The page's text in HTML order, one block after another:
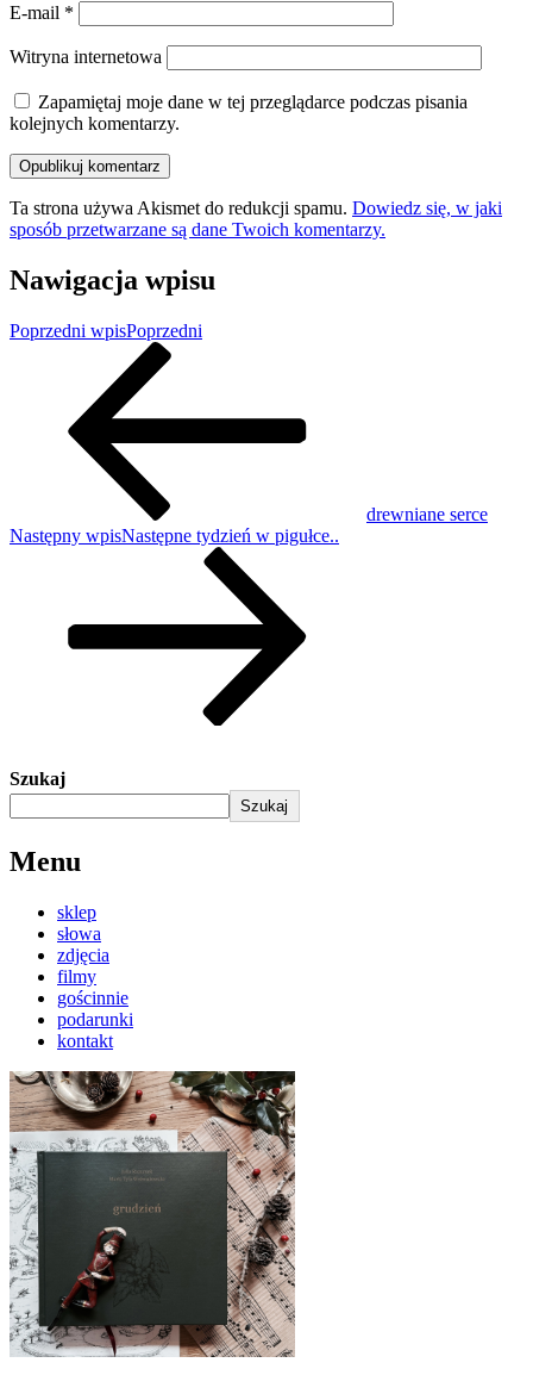
E-mail *
Witryna internetowa
Zapamiętaj moje dane w tej przeglądarce podczas pisania
kolejnych komentarzy.
Ta strona używa Akismet do redukcji spamu. Dowiedz się, w jaki
sposób przetwarzane są dane Twoich komentarzy.
Nawigacja wpisu
Poprzedni wpisPoprzedni
drewniane serce
Następny wpisNastępne tydzień w pigułce..
Szukaj
Szukaj
Menu
sklep
słowa
zdjęcia
filmy
gościnnie
podarunki
kontakt